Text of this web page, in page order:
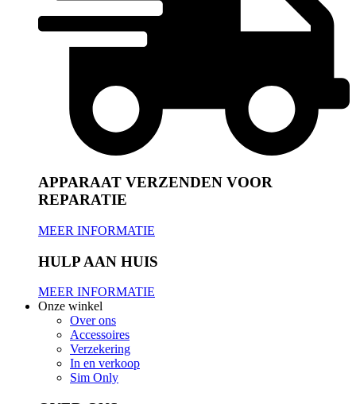
APPARAAT VERZENDEN VOOR
REPARATIE
MEER INFORMATIE
HULP AAN HUIS
MEER INFORMATIE
Onze winkel
Over ons
Accessoires
Verzekering
In en verkoop
Sim Only